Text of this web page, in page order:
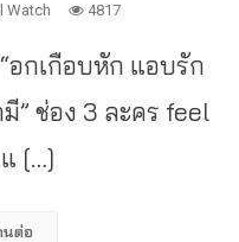
Watch
4817
อกเกือบหัก แอบรัก
” ช่อง 3 ละคร feel
[…]
นต่อ